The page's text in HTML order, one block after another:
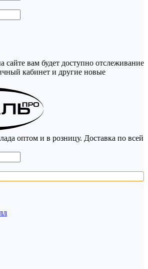
сайте вам будет доступно отслеживание
кабинет и другие новые
оптом и в розницу. Доставка по всей